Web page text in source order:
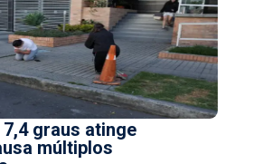
graus atinge
múltiplos